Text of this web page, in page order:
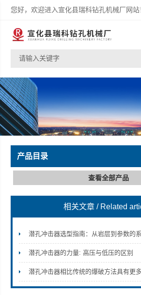
您好，欢迎进入宣化县瑞科钻孔机械厂网站
宣化县瑞科钻孔机械厂
产品目录
查看全部产品
相关文章 / Related
潜孔冲击器选型指南：从岩层到参数的
潜孔冲击器的力量: 高压与低压的区别
潜孔冲击器相比传统的爆破方法具有更